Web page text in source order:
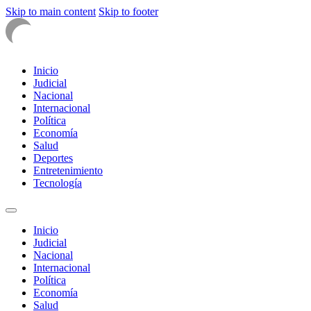
Skip to main content Skip to footer
Inicio
Judicial
Nacional
Internacional
Política
Economía
Salud
Deportes
Entretenimiento
Tecnología
Inicio
Judicial
Nacional
Internacional
Política
Economía
Salud